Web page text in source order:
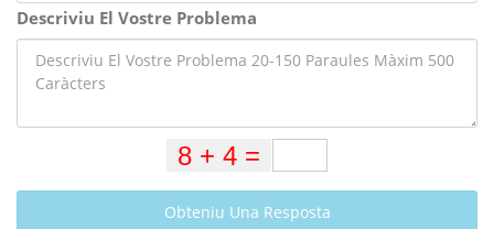
Descriviu El Vostre Problema
Obteniu Una Resposta